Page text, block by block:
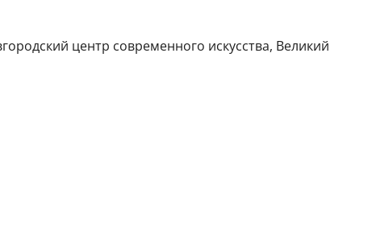
центр современного искусства, Великий